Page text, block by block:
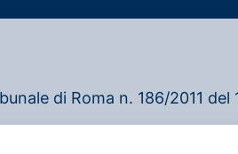
di Roma n. 186/2011 del